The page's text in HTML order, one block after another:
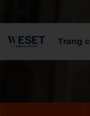
Trang